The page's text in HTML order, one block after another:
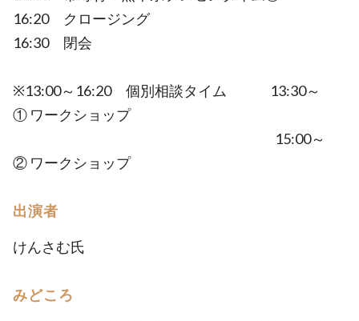
16:20 クロージング
16:30 閉会
※13:00～16:20 個別相談タイム 13:30～
① ワークショップ
15:00～
② ワークショップ
出演者
けんさむ氏
みどころ